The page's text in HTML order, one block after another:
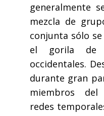
generalmente
mezcla de
conjunta sólo
el gorila de
occidentales.
durante gran
miembros
redes